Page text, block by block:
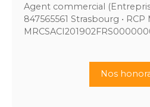
Agent commercial
847565561 Strasbourg • RCP
Nos